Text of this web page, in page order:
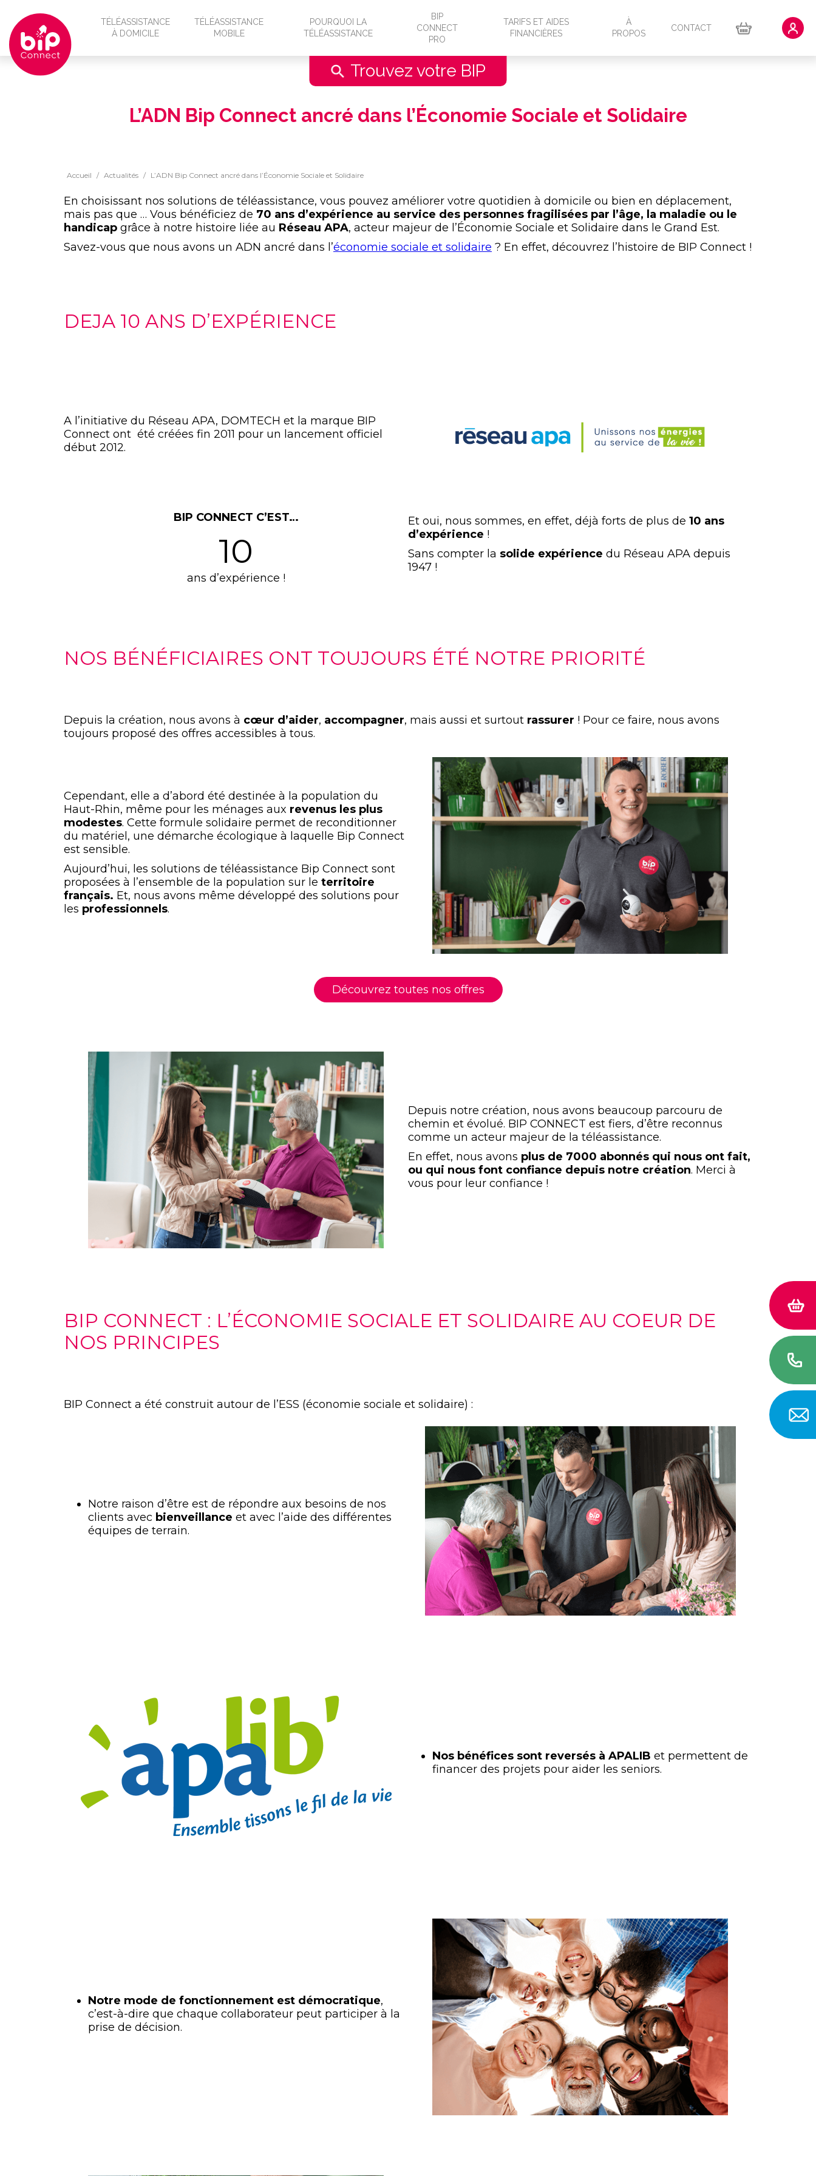
TÉLÉASSISTANCE
À DOMICILE
TÉLÉASSISTANCE
MOBILE
LIGNE
SMART BIP
POURQUOI LA
TÉLÉASSISTANCE
BIP
CONNECT
PRO
NOS SOLUTIONS PRO
CHUTES
TARIFS ET AIDES
FINANCIÈRES
À
PROPOS
TÉMOIGNAGES
CONTACT
Trouvez votre BIP
L’ADN Bip Connect ancré dans l’Économie Sociale et Solidaire
Accueil / Actualités / L’ADN Bip Connect ancré dans l’Économie Sociale et Solidaire
En choisissant nos solutions de téléassistance, vous pouvez améliorer votre quotidien à domicile ou bien en déplacement,
mais pas que … Vous bénéficiez de 70 ans d’expérience au service des personnes fragilisées par l’âge, la maladie ou le
handicap grâce à notre histoire liée au Réseau APA, acteur majeur de l’Économie Sociale et Solidaire dans le Grand Est.
Savez-vous que nous avons un ADN ancré dans l’économie sociale et solidaire ? En effet, découvrez l’histoire de BIP Connect !
DEJA 10 ANS D’EXPÉRIENCE
A l’initiative du Réseau APA, DOMTECH et la marque BIP
Connect ont été créées fin 2011 pour un lancement officiel
début 2012.
BIP CONNECT C’EST…
10
ans d’expérience !
Et oui, nous sommes, en effet, déjà forts de plus de 10 ans
d’expérience !
Sans compter la solide expérience du Réseau APA depuis
1947 !
NOS BÉNÉFICIAIRES ONT TOUJOURS ÉTÉ NOTRE PRIORITÉ
Depuis la création, nous avons à cœur d’aider, accompagner, mais aussi et surtout rassurer ! Pour ce faire, nous avons
toujours proposé des offres accessibles à tous.
Cependant, elle a d’abord été destinée à la population du
Haut-Rhin, même pour les ménages aux revenus les plus
modestes. Cette formule solidaire permet de reconditionner
du matériel, une démarche écologique à laquelle Bip Connect
est sensible.
Aujourd’hui, les solutions de téléassistance Bip Connect sont
proposées à l’ensemble de la population sur le territoire
français. Et, nous avons même développé des solutions pour
les professionnels.
Découvrez toutes nos offres
Depuis notre création, nous avons beaucoup parcouru de
chemin et évolué. BIP CONNECT est fiers, d’être reconnus
comme un acteur majeur de la téléassistance.
En effet, nous avons plus de 7000 abonnés qui nous ont fait,
ou qui nous font confiance depuis notre création. Merci à
vous pour leur confiance !
BIP CONNECT : L’ÉCONOMIE SOCIALE ET SOLIDAIRE AU COEUR DE
NOS PRINCIPES
BIP Connect a été construit autour de l’ESS (économie sociale et solidaire) :
Notre raison d’être est de répondre aux besoins de nos
clients avec bienveillance et avec l’aide des différentes
équipes de terrain.
Nos bénéfices sont reversés à APALIB et permettent de
financer des projets pour aider les seniors.
Notre mode de fonctionnement est démocratique,
c’est-à-dire que chaque collaborateur peut participer à la
prise de décision.
JE CHERCHE UNE SOLUTION POUR
FAITES VOTRE CHOIX
VALIDER